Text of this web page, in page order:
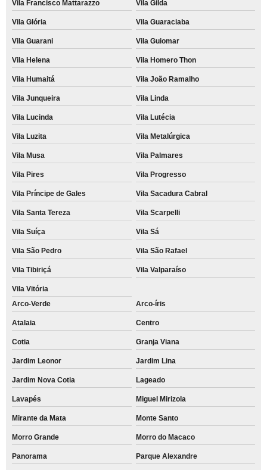
Vila Francisco Mattarazzo Vila Gilda
Vila Glória Vila Guaraciaba
Vila Guarani Vila Guiomar
Vila Helena Vila Homero Thon
Vila Humaitá Vila João Ramalho
Vila Junqueira Vila Linda
Vila Lucinda Vila Lutécia
Vila Luzita Vila Metalúrgica
Vila Musa Vila Palmares
Vila Pires Vila Progresso
Vila Príncipe de Gales Vila Sacadura Cabral
Vila Santa Tereza Vila Scarpelli
Vila Suíça Vila Sá
Vila São Pedro Vila São Rafael
Vila Tibiriçá Vila Valparaíso
Vila Vitória
Arco-Verde
Arco-íris
Atalaia Centro
Cotia Granja Viana
Jardim Leonor Jardim Lina
Jardim Nova Cotia Lageado
Lavapés Miguel Mirizola
Mirante da Mata Monte Santo
Morro Grande Morro do Macaco
Panorama Parque Alexandre